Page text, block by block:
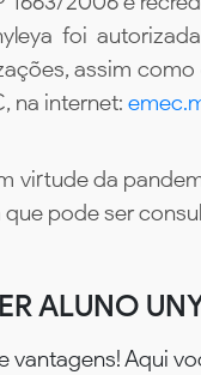
foi
assim
na internet:
virtude da
pode ser
ALUNO
vantagens! Aqui